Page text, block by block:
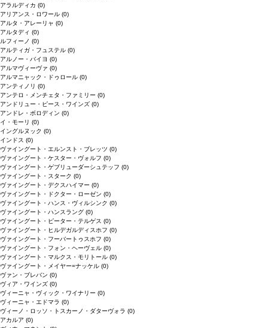
アラルディカ (0)
アリアンス・ロワール (0)
アルタ・アレーリャ (0)
アルタディ (0)
ルフィーノ (0)
アルティガ・フュステル (0)
アルノー・バイヨ (0)
アルマヴィーヴァ (0)
アルマニャック・ドゥロール (0)
アンティノリ (0)
アンテロ・メンチェタ・ファミリー (0)
アンドリュー・ピース・ワインズ (0)
アンドレ・ボロディン (0)
イ・モーリ (0)
イングルヌック (0)
インドス (0)
ヴァイングート・エルンスト・ブレッツ (0)
ヴァイングート・ケスター・ヴォルフ (0)
ヴァイングート・ゲブリューダーシュテッフ (0)
ヴァイングート・スターク (0)
ヴァイングート・デクスハイマー (0)
ヴァイングート・ドクター・ローゼン (0)
ヴァイングート・ハンス・ヴィルシンク (0)
ヴァイングート・ハンスラング (0)
ヴァイングート・ピーター・テルゲス (0)
ヴァイングート・ヒルデガルディスホフ (0)
ヴァイングート・フーバートゥスホフ (0)
ヴァイングート・フォン・ヘーヴェル (0)
ヴァイングート・マルクス・モリトール (0)
ヴァイングート・メイヤー=ナッケル (0)
ヴァン・ブレバン (0)
ヴィア・ワインズ (0)
ヴィーニャ・ヴィック・ワイナリー (0)
ヴィーニャ・エドマラ (0)
ヴィーノ・ロッソ・トスカーノ・ダターヴォラ (0)
アカルア (0)